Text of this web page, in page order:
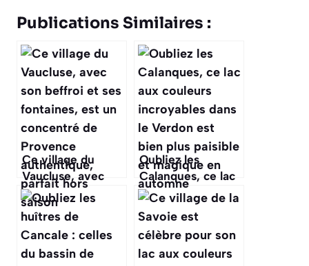
Publications Similaires :
Ce village du
Vaucluse, avec
son beffroi et ses
fontaines, est un
concentré de
Provence
authentique,
Oubliez les
Calanques, ce lac
aux couleurs
incroyables dans
le Verdon est bien
plus paisible et
magique en